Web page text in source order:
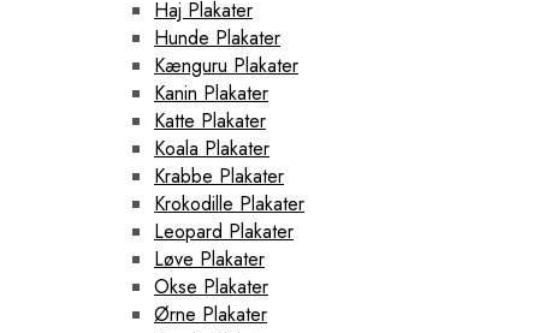
Haj Plakater
Hunde Plakater
Kænguru Plakater
Kanin Plakater
Katte Plakater
Koala Plakater
Krabbe Plakater
Krokodille Plakater
Leopard Plakater
Løve Plakater
Okse Plakater
Ørne Plakater